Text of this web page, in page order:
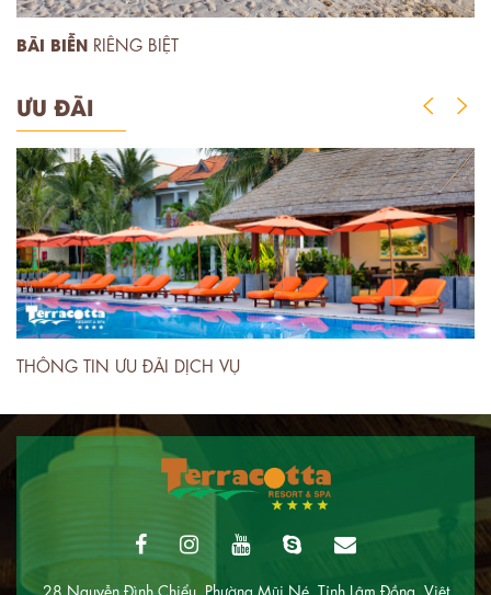
BÃI BIỄN RIÊNG BIỆT
ƯU ĐÃI
THÔNG TIN ƯU ĐÃI DỊCH VỤ
28 Nguyễn Đình Chiểu, Phường Mũi Né, Tỉnh Lâm Đồng, Việt